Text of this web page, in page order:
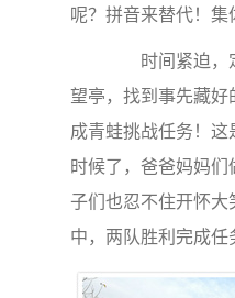
呢？拼音来替代！集
时间紧迫，
望亭，找到事先藏
成青蛙挑战任务！
时候了，爸爸妈妈
子们也忍不住开怀
中，两队胜利完成任